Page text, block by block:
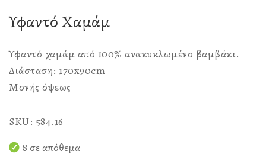
Υφαντό Χαμάμ
Υφαντό χαμάμ από 100% ανακυκλωμένο βαμβάκι.
Διάσταση: 170x90cm
Μονής όψεως
SKU: 584.16
8 σε απόθεμα